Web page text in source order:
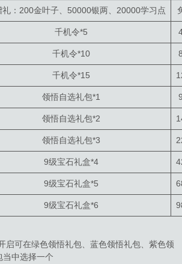
礼：200金叶子、50000银两、20000学习点
千机令*5
千机令*10
千机令*15
领悟自选礼包*1
领悟自选礼包*2
领悟自选礼包*3
9级宝石礼盒*4
9级宝石礼盒*5
9级宝石礼盒*6
启可在绿色领悟礼包、蓝色领悟礼包、紫色领
当中选择一个